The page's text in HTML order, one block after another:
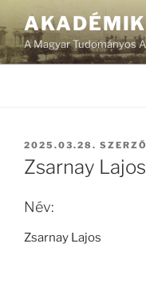
A Magyar Tudományos
BEKÜLDVE:
2025.03.28.
Zsarnay Lajos
Név:
Zsarnay Lajos